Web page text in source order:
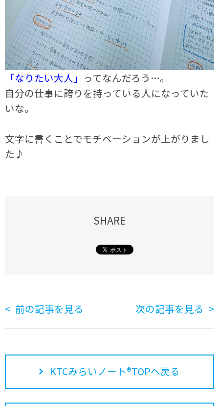
「なりたい大人」 ってなんだろう…。
自分の仕事に誇りを持っている人になっていた
いな｡
文字に書くことでモチベーションが上がりまし
た♪
SHARE
前の記事を見る 次の記事を見る
KTCみらいノート®TOPへ戻る